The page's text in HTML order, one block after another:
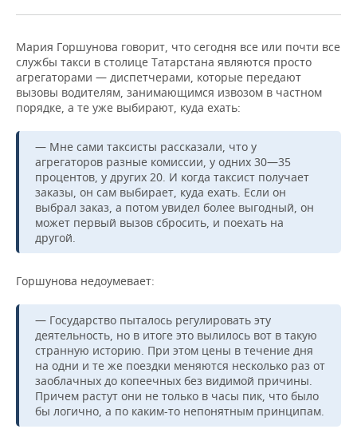
Мария Горшунова говорит, что сегодня все или почти все
службы такси в столице Татарстана являются просто
агрегаторами — диспетчерами, которые передают
вызовы водителям, занимающимся извозом в частном
порядке, а те уже выбирают, куда ехать:
— Мне сами таксисты рассказали, что у
агрегаторов разные комиссии, у одних 30—35
процентов, у других 20. И когда таксист получает
заказы, он сам выбирает, куда ехать. Если он
выбрал заказ, а потом увидел более выгодный, он
может первый вызов сбросить, и поехать на
другой.
Горшунова недоумевает:
— Государство пыталось регулировать эту
деятельность, но в итоге это вылилось вот в такую
странную историю. При этом цены в течение дня
на одни и те же поездки меняются несколько раз от
заоблачных до копеечных без видимой причины.
Причем растут они не только в часы пик, что было
бы логично, а по каким-то непонятным принципам.